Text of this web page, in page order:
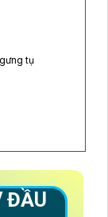
tụ
ĐẦU